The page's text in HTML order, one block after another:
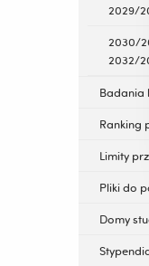
2029/
2030/
2032/
Badania
Ranking
Limity
Pliki do
Domy